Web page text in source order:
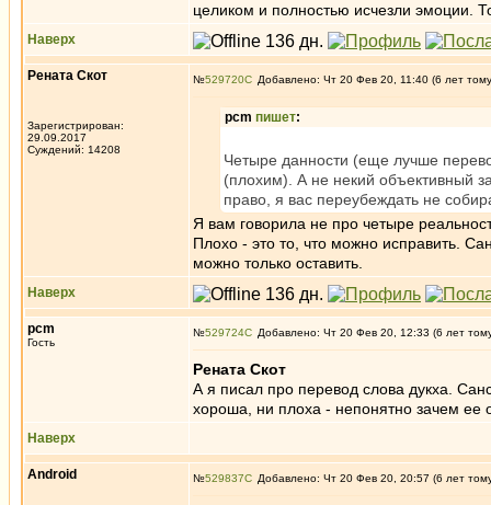
целиком и полностью исчезли эмоции.
Наверх
Рената Скот
Зарегистрирован:
29.09.2017
Суждений: 14208
№529720 Добавлено: Чт 20 Фев 20, 11:40 (6 лет
pcm пишет:
Четыре данности (еще лучше
(плохим). А не некий объективный
право, я вас переубеждать не
Я вам говорила не про четыре
Плохо - это то, что можно исправить.
можно только оставить.
Наверх
pcm
Гость
№529724 Добавлено: Чт 20 Фев 20, 12:33 (6 лет
Рената Скот
А я писал про перевод слова дукха.
хороша, ни плоха - непонятно зачем ее
Наверх
Android №529837 Добавлено: Чт 20 Фев 20, 20:57 (6 лет